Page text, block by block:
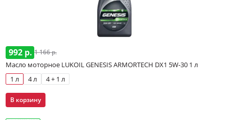
992 р. 1 166 р.
Масло моторное LUKOIL GENESIS ARMORTECH DX1 5W-30 1 л
1 л
4 л 4 + 1 л
В корзину